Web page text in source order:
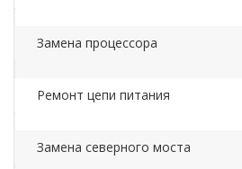
Замена процессора
Ремонт цепи питания
Замена северного моста